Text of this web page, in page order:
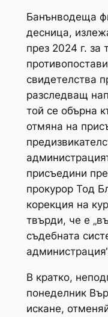
Банънводеща
десница,
през 2024 г. за
свидетелства
разследващ
той се обърна
отмяна на
присъедини
прокурор Тод
корекция на
твърди, че е
съдебната
В кратко,
понеделник
искане,